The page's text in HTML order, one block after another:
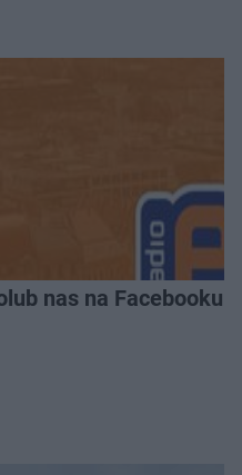
nas na Facebooku!